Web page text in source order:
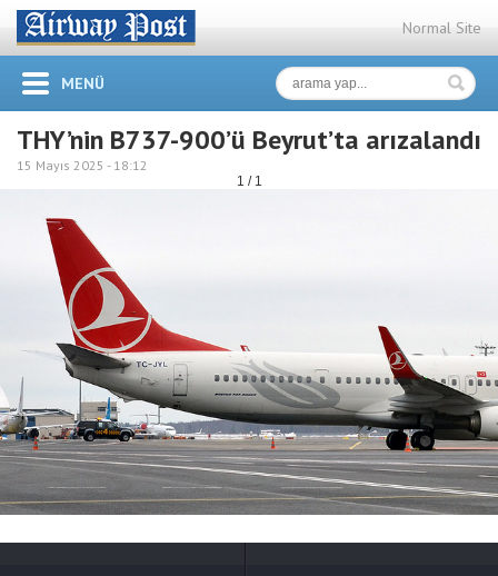
Normal Site
MENÜ
THY’nin B737-900’ü Beyrut’ta arızalandı
15 Mayıs 2025 - 18:12
1 / 1